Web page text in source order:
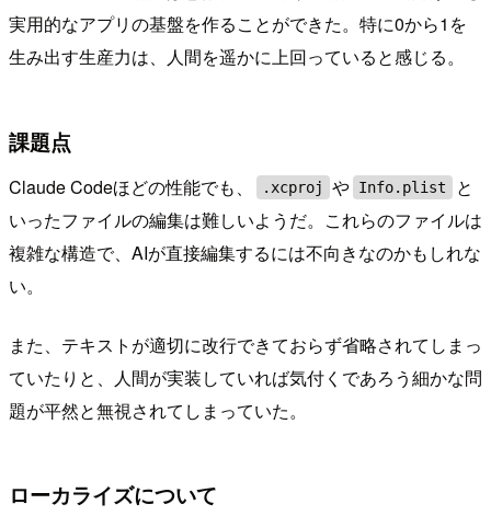
実用的なアプリの基盤を作ることができた。特に0から1を
生み出す生産力は、人間を遥かに上回っていると感じる。
課題点
Claude Codeほどの性能でも、 .xcproj や Info.plist
と
いったファイルの編集は難しいようだ。これらのファイルは
複雑な構造で、AIが直接編集するには不向きなのかもしれな
い。
また、テキストが適切に改行できておらず省略されてしまっ
ていたりと、人間が実装していれば気付くであろう細かな問
題が平然と無視されてしまっていた。
ローカライズについて